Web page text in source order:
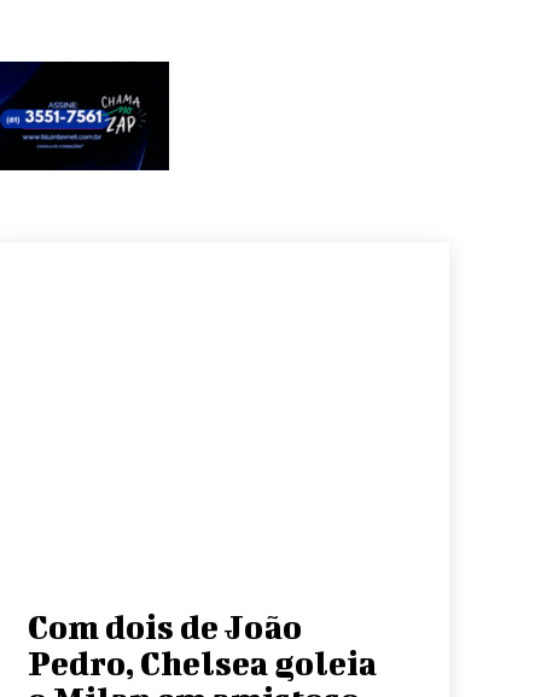
Com dois de João
Pedro, Chelsea goleia